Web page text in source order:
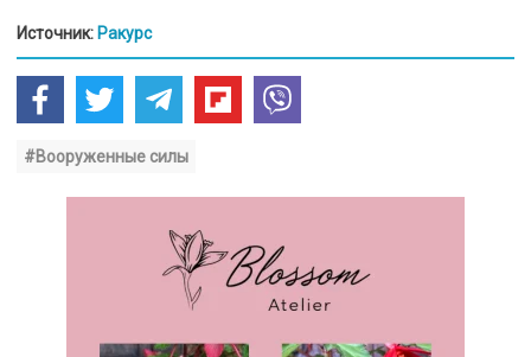
Источник: Ракурс
#Вооруженные силы